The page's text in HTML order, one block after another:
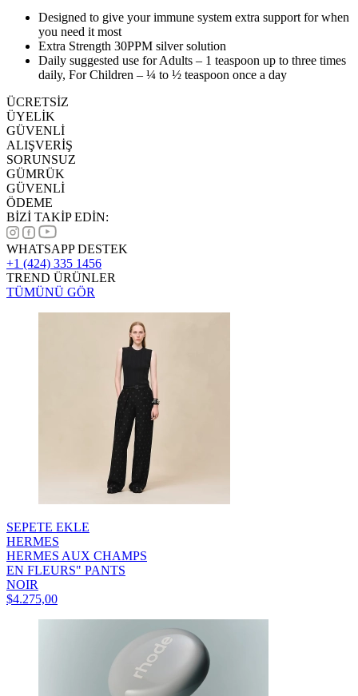
Designed to give your immune system extra support for when
you need it most
Extra Strength 30PPM silver solution
Daily suggested use for Adults – 1 teaspoon up to three times
daily, For Children – ¼ to ½ teaspoon once a day
ÜCRETSİZ
ÜYELİK
GÜVENLİ
ALIŞVERİŞ
SORUNSUZ
GÜMRÜK
GÜVENLİ
ÖDEME
BİZİ TAKİP EDİN:
WHATSAPP DESTEK
+1 (424) 335 1456
TREND ÜRÜNLER
TÜMÜNÜ GÖR
SEPETE EKLE
HERMES
HERMES AUX CHAMPS
EN FLEURS" PANTS
NOIR
$4.275,00